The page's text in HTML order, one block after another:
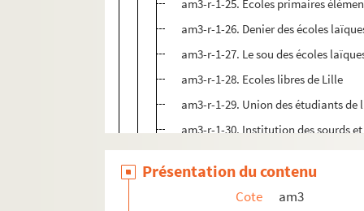
am3-r-1-25. Ecoles primaires
am3-r-1-26. Denier des écoles
am3-r-1-27. Le sou des écoles
am3-r-1-28. Ecoles libres de Lille
am3-r-1-29. Union des étudiants de
am3-r-1-30. Institution des sourds
am3-r-1-31. Comité des arbres de
Présentation du contenu
Cote
am3